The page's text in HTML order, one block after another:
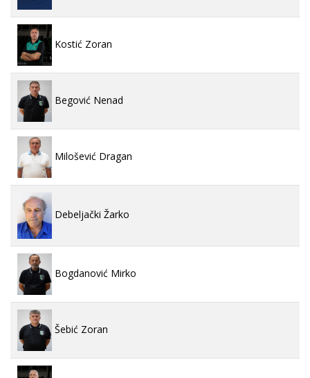
Kostić Zoran
Begović Nenad
Milošević Dragan
Debeljački Žarko
Bogdanović Mirko
Šebić Zoran